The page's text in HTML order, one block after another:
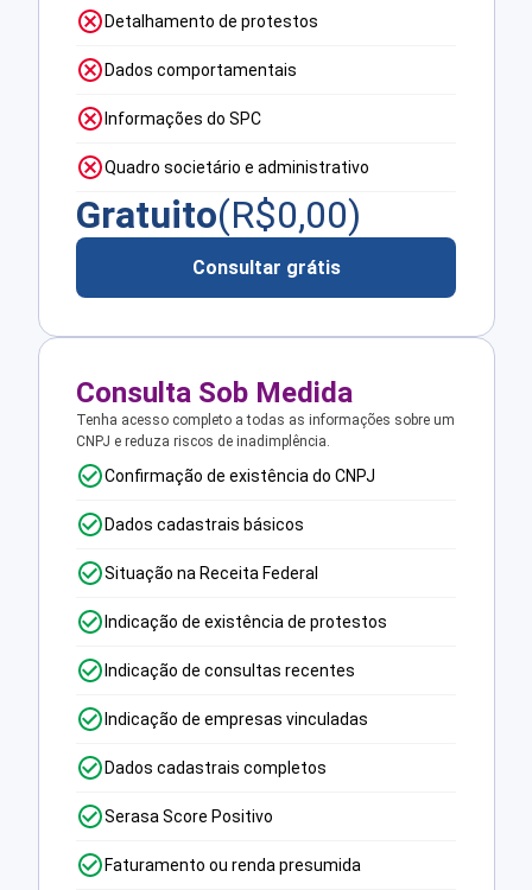
Detalhamento de protestos
Dados comportamentais
Informações do SPC
Quadro societário e administrativo
Gratuito(R$0,00)
Consultar grátis
Consulta Sob Medida
Tenha acesso completo a todas as informações sobre um
CNPJ e reduza riscos de inadimplência.
Confirmação de existência do CNPJ
Dados cadastrais básicos
Situação na Receita Federal
Indicação de existência de protestos
Indicação de consultas recentes
Indicação de empresas vinculadas
Dados cadastrais completos
Serasa Score Positivo
Faturamento ou renda presumida